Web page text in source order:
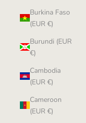
Burkina Faso
(EUR €)
Burundi (EUR
€)
Cambodia
(EUR €)
Cameroon
(EUR €)